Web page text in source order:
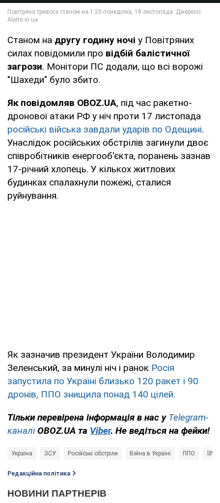
Станом на другу годину ночі у Повітряних
силах повідомили про відбій балістичної
загрози. Монітори ПС додали, що всі ворожі
"Шахеди" було збито.
Як повідомляв OBOZ.UA, під час ракетно-
дронової атаки РФ у ніч проти 17 листопада
російські війська завдали ударів по Одещині.
Унаслідок російських обстрілів загинули двоє
співробітників енергооб'єкта, поранень зазнав
17-річний хлопець. У кількох житлових
будинках спалахнули пожежі, сталися
руйнування.
Як зазначив президент України Володимир
Зеленський, за минулі ніч і ранок Росія
запустила по Україні близько 120 ракет і 90
дронів, ППО знищила понад 140 цілей.
Тільки перевірена інформація в нас у Telegram-
каналіOBOZ.UA та Viber. Не ведіться на фейки!
Україна ЗСУ Російські обстріли Війна в Україні ППО
Редакційна політика